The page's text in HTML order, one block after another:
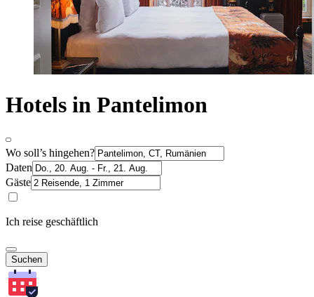
Hotels in Pantelimon
Wo soll’s hingehen?
Daten
Gäste
Ich reise geschäftlich
Suchen